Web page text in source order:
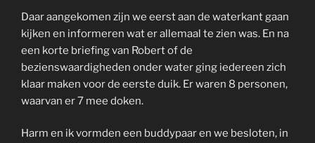
Daar aangekomen zijn we eerst aan de waterkant gaan
kijken en informeren wat er allemaal te zien was. En na
een korte briefing van Robert of de
bezienswaardigheden onder water ging iedereen zich
klaar maken voor de eerste duik. Er waren 8 personen,
waarvan er 7 mee doken.
Harm en ik vormden een buddypaar en we besloten, in